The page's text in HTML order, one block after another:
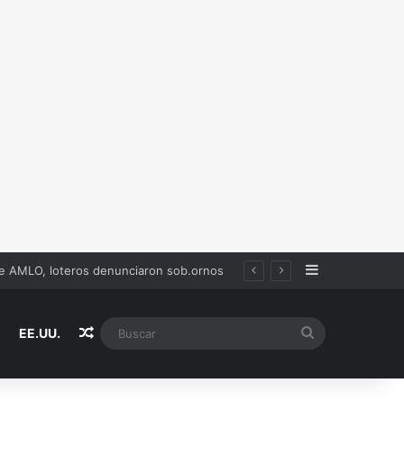
AMLO, loteros denunciaron sob.ornos Sidebar
EE.UU. Random Article